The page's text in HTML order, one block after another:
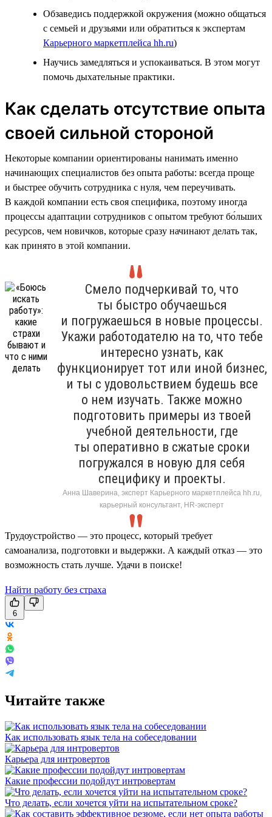
Обзаведись поддержкой окружения (можно общаться
с семьей и друзьями или обратиться к экспертам
Карьерного маркетплейса hh.ru)
Научись замедляться и успокаиваться. В этом могут
помочь дыхательные практики.
Как сделать отсутствие опыта
своей сильной стороной
Некоторые компании ориентированы нанимать именно
начинающих специалистов без опыта работы: всегда проще
и быстрее обучить сотрудника с нуля, чем переучивать.
В каждой компании есть своя специфика, поэтому иногда
процессы адаптации сотрудников с опытом требуют бо́льших
ресурсов, чем новичков, которые сразу начинают делать так,
как принято в этой компании.
Смело подчеркивай то, что
ты быстро обучаешься
и погружаешься в новые процессы.
Укажи работодателю на то, что тебе
интересно узнать, как
функционирует тот или иной бизнес,
и ты с удовольствием будешь все
о нем изучать. Также можно
подготовить примеры из твоей
учебной деятельности, где
ты оперативно в сжатые сроки
погружался в новую для себя
специфику и проекты.
Анна Шаверина, эксперт Карьерного маркетплейса hh.ru,
карьерный консультант, HR-эксперт
Трудоустройство — это процесс, который требует
самоанализа, подготовки и выдержки. А каждый отказ — это
возможность стать лучше. Удачи в поиске!
Найти работу без страха
6
Читайте также
Как использовать язык тела на собеседовании
Карьера для интровертов
Какие профессии подойдут интровертам
Что делать, если хочется уйти на испытательном сроке?